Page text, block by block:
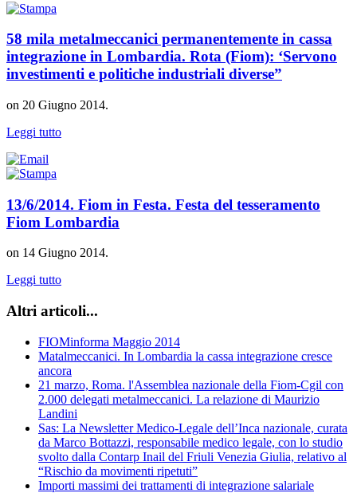
58 mila metalmeccanici permanentemente in cassa
integrazione in Lombardia. Rota (Fiom): ‘Servono
investimenti e politiche industriali diverse”
on 20 Giugno 2014.
Leggi tutto
13/6/2014. Fiom in Festa. Festa del tesseramento
Fiom Lombardia
on 14 Giugno 2014.
Leggi tutto
Altri articoli...
FIOMinforma Maggio 2014
Matalmeccanici. In Lombardia la cassa integrazione cresce
ancora
21 marzo, Roma. l'Assemblea nazionale della Fiom-Cgil con
2.000 delegati metalmeccanici. La relazione di Maurizio
Landini
Sas: La Newsletter Medico-Legale dell’Inca nazionale, curata
da Marco Bottazzi, responsabile medico legale, con lo studio
svolto dalla Contarp Inail del Friuli Venezia Giulia, relativo al
“Rischio da movimenti ripetuti”
Importi massimi dei trattamenti di integrazione salariale